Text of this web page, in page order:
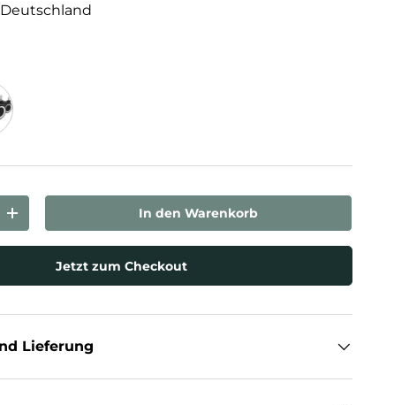
laden
Menge erhöhen In den Warenkorb
Jetzt zum Checkout
Lieferung